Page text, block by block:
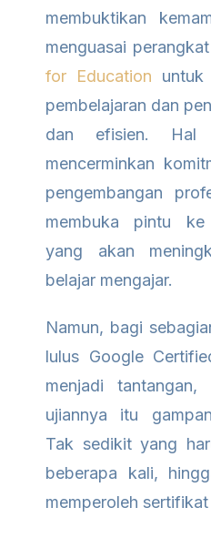
membuktikan
menguasai perangkat
for Education untuk
pembelajaran dan
dan efisien.
mencerminkan
pengembangan
membuka pintu
yang akan
belajar mengajar.
Namun, bagi
lulus Google
menjadi
ujiannya itu
Tak sedikit yang
beberapa kali,
memperoleh sertifikat